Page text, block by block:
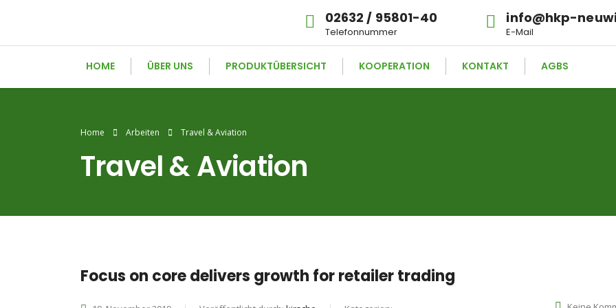
02632 / 95801-40
Telefonnummer
info@hkp-
E-Mail
HOME ÜBER UNS PRODUKTÜBERSICHT KOOPERATION KONTAKT AGBS
Home Arbeiten Travel & Aviation
Travel & Aviation
Focus on core delivers growth for retailer trading